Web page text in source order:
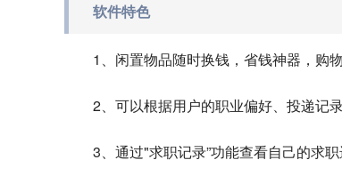
软件特色
1、闲置物品随时换钱，省钱神器，购
2、可以根据用户的职业偏好、投递记
3、通过"求职记录”功能查看自己的求